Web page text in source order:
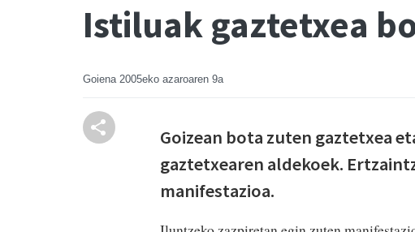
Istiluak gaztetxea
Goiena 2005eko azaroaren 9a
Goizean bota zuten gaztetxea
gaztetxearen aldekoek.
manifestazioa.